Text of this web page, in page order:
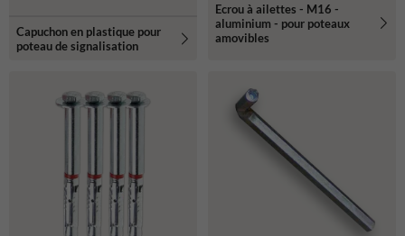
Capuchon en plastique pour
poteau de signalisation
Ecrou à ailettes - M16 -
aluminium - pour poteaux
amovibles